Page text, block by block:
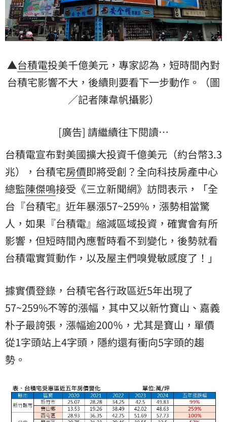
▲台積電投美千億美元，專家認為，短時間內對
台積宅影響不大，後續則要看下一步動作。（圖
／記者陳韋帆攝影）
[廣告] 請繼續往下閱讀…
台積電宣布對美國擴大投資千億美元（約台幣3.3
兆），台積宅房價即將受創？全向科技房產中心
總監陳傑鳴接受《三立新聞網》訪問表示，「全
台『台積宅』近年暴漲57~259%，漲勢相當驚
人，如果『台積電』縮減區域投資，確實會有所
影響，但短時間內應暫時看不到變化，後勢就看
台積電實質動作，以及屋主們嗅覺敏感度了！」
據實價登錄，台積宅各行政區近5年出現了
57~259%不等的漲幅，其中又以新竹寶山、嘉義
朴子最誇張，漲幅逾200％，尤其是寶山，單價
從1字頭站上4字頭，隱約還有衝向5字頭的趨
勢。